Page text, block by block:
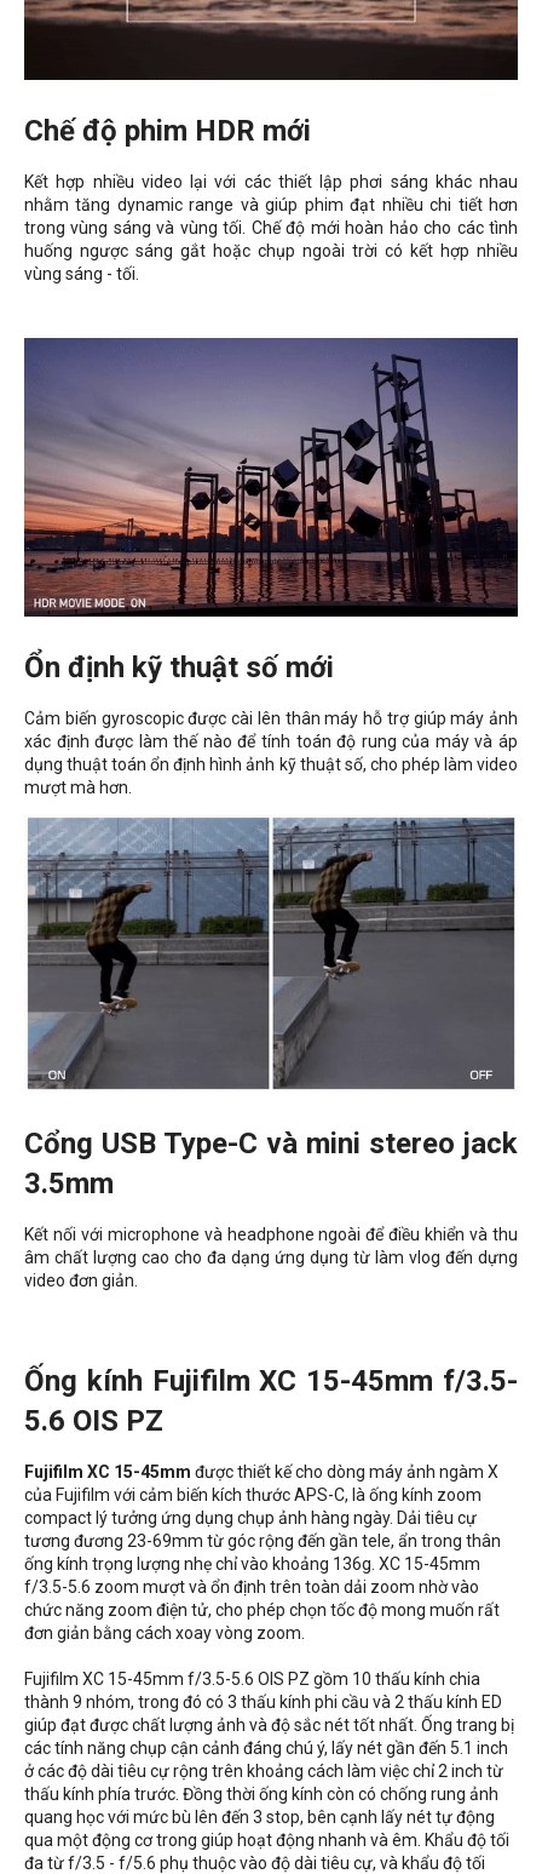
Chế độ phim HDR mới
Kết hợp nhiều video lại với các thiết lập phơi sáng khác nhau
nhằm tăng dynamic range và giúp phim đạt nhiều chi tiết hơn
trong vùng sáng và vùng tối. Chế độ mới hoàn hảo cho các tình
huống ngược sáng gắt hoặc chụp ngoài trời có kết hợp nhiều
vùng sáng - tối.
Ổn định kỹ thuật số mới
Cảm biến gyroscopic được cài lên thân máy hỗ trợ giúp máy ảnh
xác định được làm thế nào để tính toán độ rung của máy và áp
dụng thuật toán ổn định hình ảnh kỹ thuật số, cho phép làm video
mượt mà hơn.
Cổng USB Type-C và mini stereo jack
3.5mm
Kết nối với microphone và headphone ngoài để điều khiển và thu
âm chất lượng cao cho đa dạng ứng dụng từ làm vlog đến dựng
video đơn giản.
Ống kính Fujifilm XC 15-45mm f/3.5-
5.6 OIS PZ
Fujifilm XC 15-45mm được thiết kế cho dòng máy ảnh ngàm X
của Fujifilm với cảm biến kích thước APS-C, là ống kính zoom
compact lý tưởng ứng dụng chụp ảnh hàng ngày. Dải tiêu cự
tương đương 23-69mm từ góc rộng đến gần tele, ẩn trong thân
ống kính trọng lượng nhẹ chỉ vào khoảng 136g. XC 15-45mm
f/3.5-5.6 zoom mượt và ổn định trên toàn dải zoom nhờ vào
chức năng zoom điện tử, cho phép chọn tốc độ mong muốn rất
đơn giản bằng cách xoay vòng zoom.
Fujifilm XC 15-45mm f/3.5-5.6 OIS PZ gồm 10 thấu kính chia
thành 9 nhóm, trong đó có 3 thấu kính phi cầu và 2 thấu kính ED
giúp đạt được chất lượng ảnh và độ sắc nét tốt nhất. Ống trang bị
các tính năng chụp cận cảnh đáng chú ý, lấy nét gần đến 5.1 inch
ở các độ dài tiêu cự rộng trên khoảng cách làm việc chỉ 2 inch từ
thấu kính phía trước. Đồng thời ống kính còn có chống rung ảnh
quang học với mức bù lên đến 3 stop, bên cạnh lấy nét tự động
qua một động cơ trong giúp hoạt động nhanh và êm. Khẩu độ tối
đa từ f/3.5 - f/5.6 phụ thuộc vào độ dài tiêu cự, và khẩu độ tối